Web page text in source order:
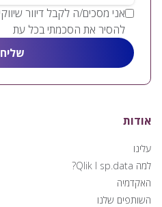
להסיר את הסכמתי בכל עת
אודות
עלינו
למה Qlik I sp.data?
האקדמיה
השותפים שלנו